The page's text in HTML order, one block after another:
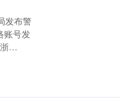
发布警
账号发
加油